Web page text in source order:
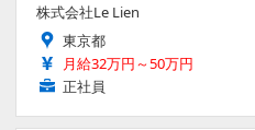
株式会社Le Lien
東京都
月給32万円～50万円
正社員